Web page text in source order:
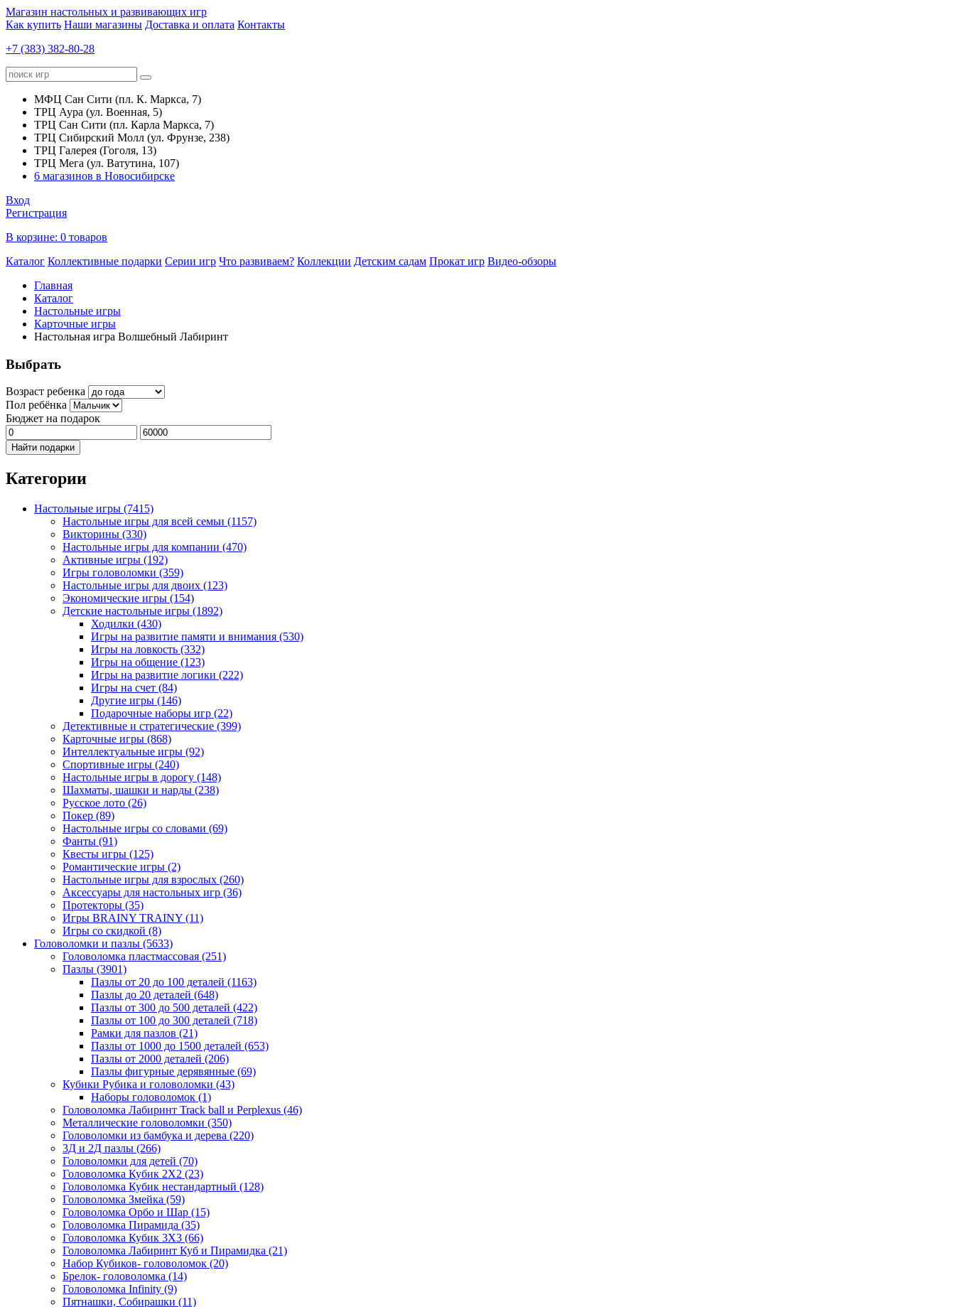
Магазин настольных и развивающих игр
Как купить Наши магазины Доставка и оплата Контакты
+7 (383) 382-80-28
МФЦ Сан Сити (пл. К. Маркса, 7)
ТРЦ Аура (ул. Военная, 5)
ТРЦ Сан Сити (пл. Карла Маркса, 7)
ТРЦ Сибирский Молл (ул. Фрунзе, 238)
ТРЦ Галерея (Гоголя, 13)
ТРЦ Мега (ул. Ватутина, 107)
6 магазинов в Новосибирске
Вход
Регистрация
В корзине: 0 товаров
Каталог Коллективные подарки Серии игр Что развиваем? Коллекции Детским садам Прокат игр Видео-обзоры
Главная
Каталог
Настольные игры
Карточные игры
Настольная игра Волшебный Лабиринт
Выбрать
Возраст ребенка
Пол ребёнка
Бюджет на подарок
Найти подарки
Категории
Настольные игры (7415)
Настольные игры для всей семьи (1157)
Викторины (330)
Настольные игры для компании (470)
Активные игры (192)
Игры головоломки (359)
Настольные игры для двоих (123)
Экономические игры (154)
Детские настольные игры (1892)
Ходилки (430)
Игры на развитие памяти и внимания (530)
Игры на ловкость (332)
Игры на общение (123)
Игры на развитие логики (222)
Игры на счет (84)
Другие игры (146)
Подарочные наборы игр (22)
Детективные и стратегические (399)
Карточные игры (868)
Интеллектуальные игры (92)
Спортивные игры (240)
Настольные игры в дорогу (148)
Шахматы, шашки и нарды (238)
Русское лото (26)
Покер (89)
Настольные игры со словами (69)
Фанты (91)
Квесты игры (125)
Романтические игры (2)
Настольные игры для взрослых (260)
Аксессуары для настольных игр (36)
Протекторы (35)
Игры BRAINY TRAINY (11)
Игры со скидкой (8)
Головоломки и пазлы (5633)
Головоломка пластмассовая (251)
Пазлы (3901)
Пазлы от 20 до 100 деталей (1163)
Пазлы до 20 деталей (648)
Пазлы от 300 до 500 деталей (422)
Пазлы от 100 до 300 деталей (718)
Рамки для пазлов (21)
Пазлы от 1000 до 1500 деталей (653)
Пазлы от 2000 деталей (206)
Пазлы фигурные дерявянные (69)
Кубики Рубика и головоломки (43)
Наборы головоломок (1)
Головоломка Лабиринт Track ball и Perplexus (46)
Металлические головоломки (350)
Головоломки из бамбука и дерева (220)
3Д и 2Д пазлы (266)
Головоломки для детей (70)
Головоломка Кубик 2Х2 (23)
Головоломка Кубик нестандартный (128)
Головоломка Змейка (59)
Головоломка Орбо и Шар (15)
Головоломка Пирамида (35)
Головоломка Кубик 3Х3 (66)
Головоломка Лабиринт Куб и Пирамидка (21)
Набор Кубиков- головоломок (20)
Брелок- головоломка (14)
Головоломка Infinity (9)
Пятнашки, Собирашки (11)